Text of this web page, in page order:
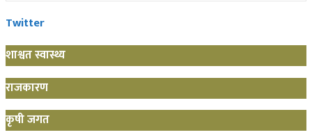
Twitter
शाश्वत स्वास्थ्य
राजकारण
कृषी जगत